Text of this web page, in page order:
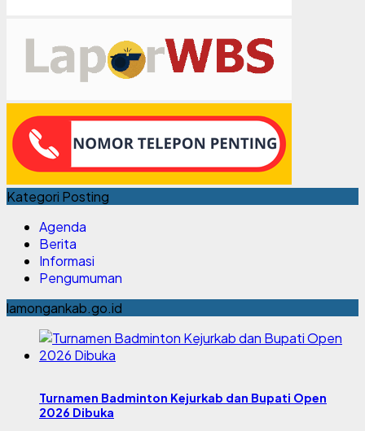
Kategori Posting
Agenda
Berita
Informasi
Pengumuman
lamongankab.go.id
Turnamen Badminton Kejurkab dan Bupati Open
2026 Dibuka